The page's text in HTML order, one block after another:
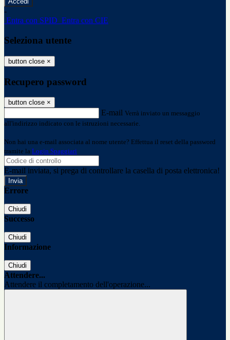
-
Entra con SPID Entra con CIE
Seleziona utente
button close ×
Recupero password
button close ×
E-mail Verrà inviato un messaggio
all'indirizzo indicato con le istruzioni necessarie.
Non hai una e-mail associata al nome utente? Effettua il reset della password
tramite la Login Spaggiari
E-mail inviata, si prega di controllare la casella di posta elettronica!
Errore
Chiudi
Successo
Chiudi
Informazione
Chiudi
Attendere...
Attendere il completamento dell'operazione...